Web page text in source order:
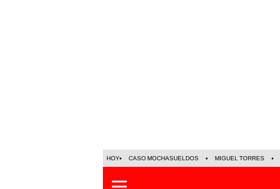
HOY CASO MOCHASUELDOS MIGUEL TORRES